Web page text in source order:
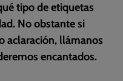
tipo de etiquetas
No obstante si
aclaración, llámanos
encantados.